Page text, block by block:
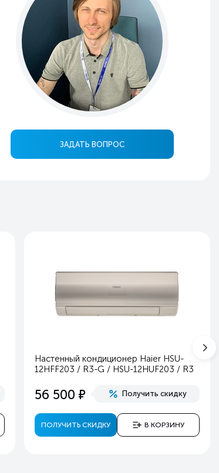
ЗАДАТЬ ВОПРОС
Настенный кондиционер Haier HSU-
12HFF203 / R3-G / HSU-12HUF203 / R3
56 500 е Получить скидку
ПОЛУЧИТЬ СКИДКУ В КОРЗИНУ